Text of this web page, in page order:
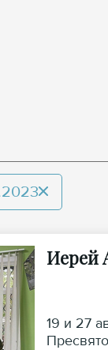
Иерей
19 и 27